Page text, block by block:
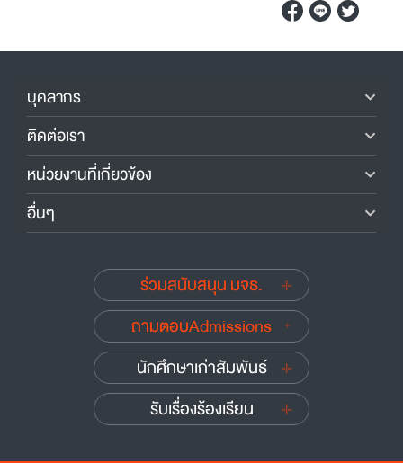
บุคลากร
ติดต่อเรา
หน่วยงานที่เกี่ยวข้อง
อื่นๆ
ร่วมสนับสนุน มจธ.
ถามตอบAdmissions
นักศึกษาเก่าสัมพันธ์
รับเรื่องร้องเรียน